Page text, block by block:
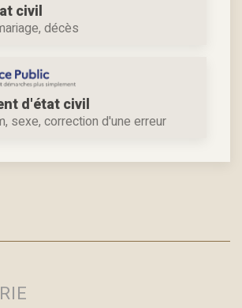
civil
décès
d'état civil
sexe, correction d'une erreur